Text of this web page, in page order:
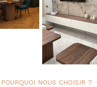
POURQUOI NOUS CHOISIR ?